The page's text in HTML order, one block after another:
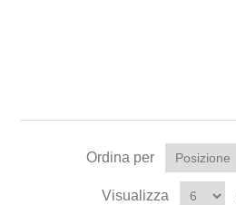
Ordina per
Visualizza